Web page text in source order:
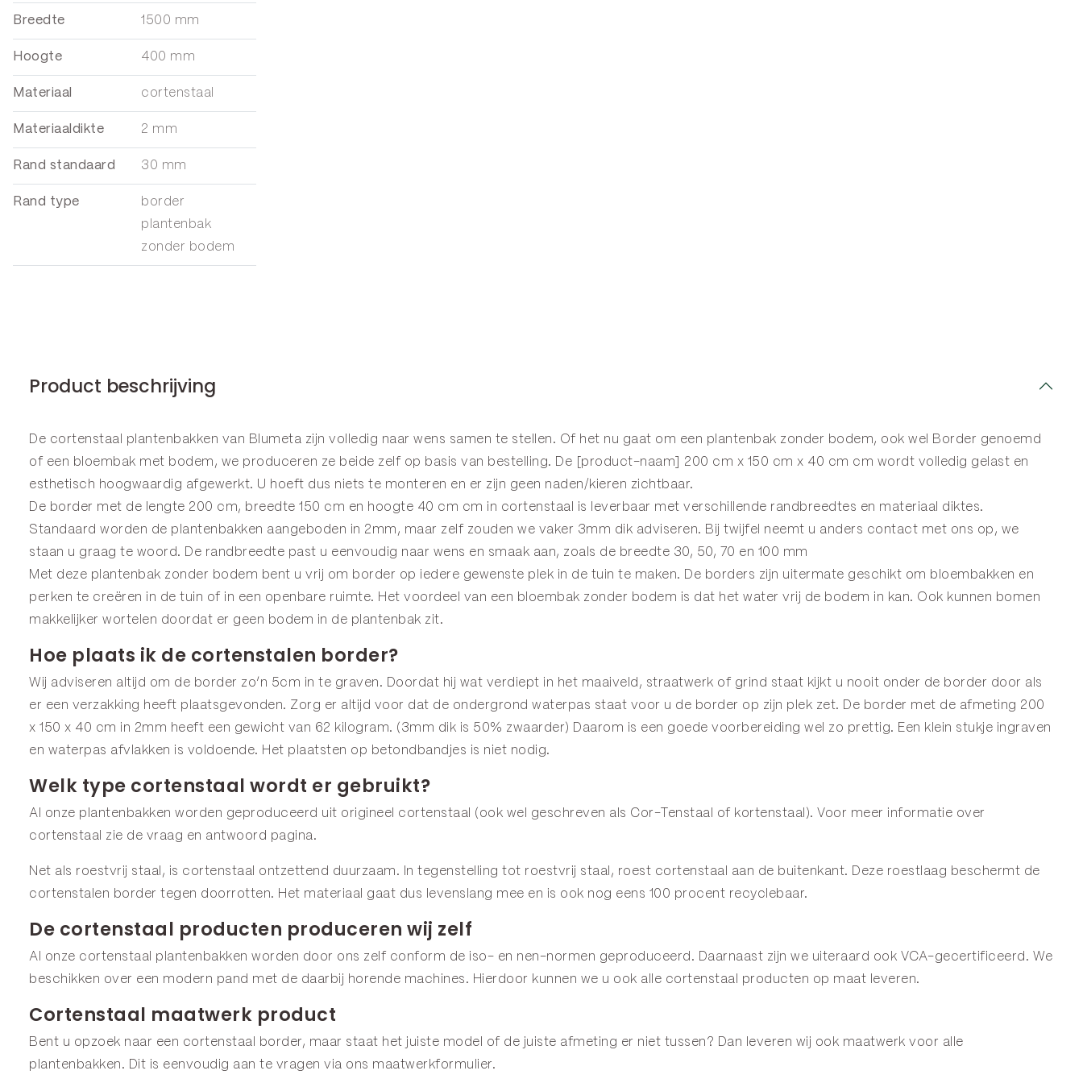
Breedte 1500 mm
Hoogte 400 mm
Materiaal cortenstaal
Materiaaldikte 2 mm
Rand standaard 30 mm
Rand type
border
plantenbak
zonder bodem
Product beschrijving
De cortenstaal plantenbakken van Blumeta zijn volledig naar wens samen te stellen. Of het nu gaat om een plantenbak zonder bodem, ook wel Border genoemd
of een bloembak met bodem, we produceren ze beide zelf op basis van bestelling. De [product-naam] 200 cm x 150 cm x 40 cm cm wordt volledig gelast en
esthetisch hoogwaardig afgewerkt. U hoeft dus niets te monteren en er zijn geen naden/kieren zichtbaar.
De border met de lengte 200 cm, breedte 150 cm en hoogte 40 cm cm in cortenstaal is leverbaar met verschillende randbreedtes en materiaal diktes.
Standaard worden de plantenbakken aangeboden in 2mm, maar zelf zouden we vaker 3mm dik adviseren. Bij twijfel neemt u anders contact met ons op, we
staan u graag te woord. De randbreedte past u eenvoudig naar wens en smaak aan, zoals de breedte 30, 50, 70 en 100 mm
Met deze plantenbak zonder bodem bent u vrij om border op iedere gewenste plek in de tuin te maken. De borders zijn uitermate geschikt om bloembakken en
perken te creëren in de tuin of in een openbare ruimte. Het voordeel van een bloembak zonder bodem is dat het water vrij de bodem in kan. Ook kunnen bomen
makkelijker wortelen doordat er geen bodem in de plantenbak zit.
Hoe plaats ik de cortenstalen border?
Wij adviseren altijd om de border zo’n 5cm in te graven. Doordat hij wat verdiept in het maaiveld, straatwerk of grind staat kijkt u nooit onder de border door als
er een verzakking heeft plaatsgevonden. Zorg er altijd voor dat de ondergrond waterpas staat voor u de border op zijn plek zet. De border met de afmeting 200
x 150 x 40 cm in 2mm heeft een gewicht van 62 kilogram. (3mm dik is 50% zwaarder) Daarom is een goede voorbereiding wel zo prettig. Een klein stukje ingraven
en waterpas afvlakken is voldoende. Het plaatsten op betondbandjes is niet nodig.
Welk type cortenstaal wordt er gebruikt?
Al onze plantenbakken worden geproduceerd uit origineel cortenstaal (ook wel geschreven als Cor-Tenstaal of kortenstaal). Voor meer informatie over
cortenstaal zie de vraag en antwoord pagina.
Net als roestvrij staal, is cortenstaal ontzettend duurzaam. In tegenstelling tot roestvrij staal, roest cortenstaal aan de buitenkant. Deze roestlaag beschermt de
cortenstalen border tegen doorrotten. Het materiaal gaat dus levenslang mee en is ook nog eens 100 procent recyclebaar.
De cortenstaal producten produceren wij zelf
Al onze cortenstaal plantenbakken worden door ons zelf conform de iso- en nen-normen geproduceerd. Daarnaast zijn we uiteraard ook VCA-gecertificeerd. We
beschikken over een modern pand met de daarbij horende machines. Hierdoor kunnen we u ook alle cortenstaal producten op maat leveren.
Cortenstaal maatwerk product
Bent u opzoek naar een cortenstaal border, maar staat het juiste model of de juiste afmeting er niet tussen? Dan leveren wij ook maatwerk voor alle
plantenbakken. Dit is eenvoudig aan te vragen via ons maatwerkformulier.